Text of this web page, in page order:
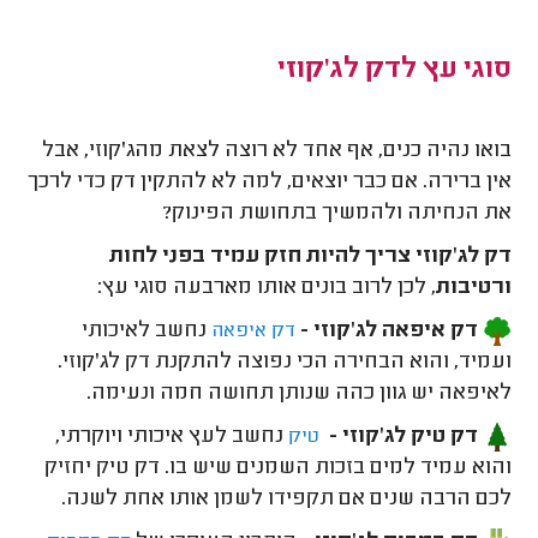
סוגי עץ לדק לג'קוזי
בואו נהיה כנים, אף אחד לא רוצה לצאת מהג'קוזי, אבל
אין ברירה. אם כבר יוצאים, למה לא להתקין דק כדי לרכך
את הנחיתה ולהמשיך בתחושת הפינוק?
דק לג'קוזי צריך להיות חזק עמיד בפני לחות
ורטיבות, לכן לרוב בונים אותו מארבעה סוגי עץ:
דק איפאה לג'קוזי - דק איפאה נחשב לאיכותי
ועמיד, והוא הבחירה הכי נפוצה להתקנת דק לג'קוזי.
לאיפאה יש גוון כהה שנותן תחושה חמה ונעימה.
דק טיק לג'קוזי - טיק נחשב לעץ איכותי ויוקרתי,
והוא עמיד למים בזכות השמנים שיש בו. דק טיק יחזיק
לכם הרבה שנים אם תקפידו לשמן אותו אחת לשנה.